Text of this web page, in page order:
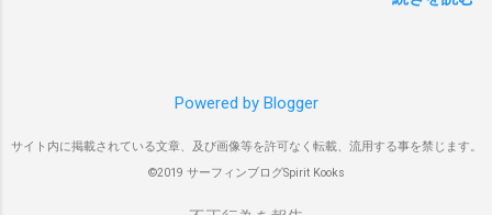
際に行ったアクセス方法やスケジュールをま
スリランカ・コロンボ空港で乗り換えてモル
ディブのマレ空港へ向かいました。 預け荷物
は30kgまで スリランカ航空では30kgまで無料
中には入れたくないのはみんな同じなのだ。
誰もいなくてぼく一人だった。 休み明けのフ
レッシュな気持ちで仕事にとりかかろうと思
Powered by Blogger
サイト内に掲載されている文章、及び画像等を許可なく転載、流用する事を禁じます。
©2019 サーフィンブログSpirit Kooks